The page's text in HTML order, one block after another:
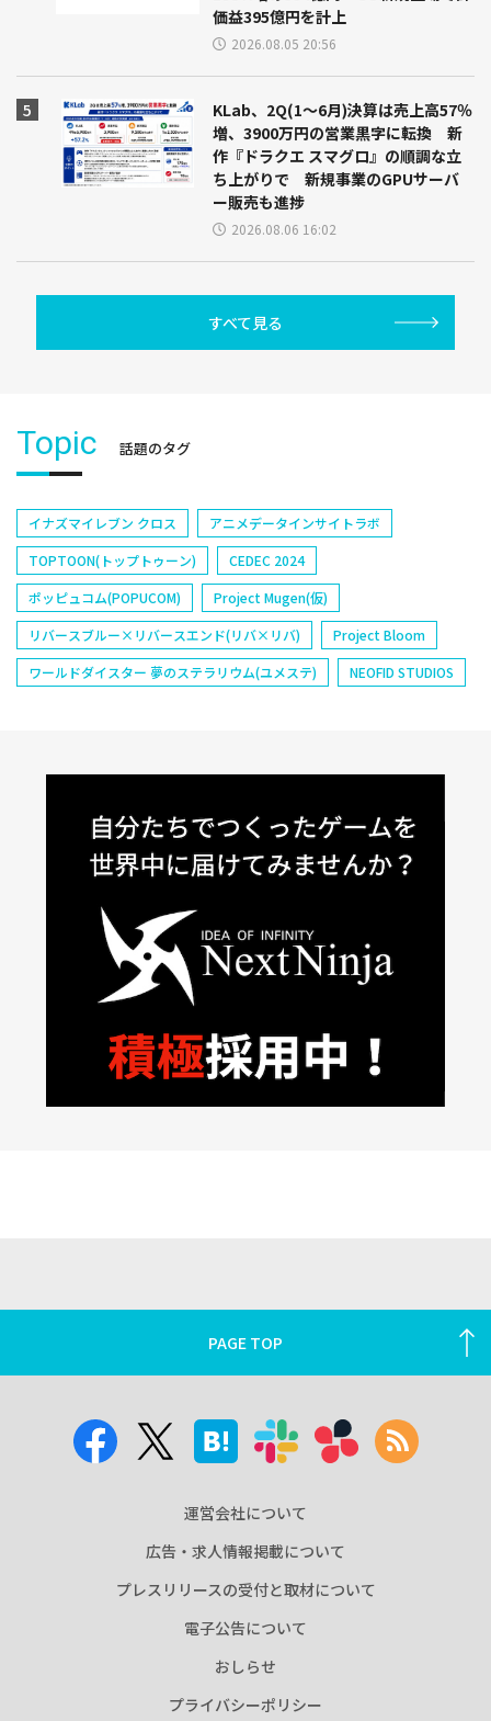
価益395億円を計上
2026.08.05 20:56
KLab、2Q(1～6月)決算は売上高57％
増、3900万円の営業黒字に転換 新
作『ドラクエ スマグロ』の順調な立
ち上がりで 新規事業のGPUサーバ
ー販売も進捗
2026.08.06 16:02
すべて見る
Topic 話題のタグ
イナズマイレブン クロス
アニメデータインサイトラボ
TOPTOON(トップトゥーン)
CEDEC 2024
ポッピュコム(POPUCOM)
Project Mugen(仮)
リバースブルー×リバースエンド(リバ×リバ)
Project Bloom
ワールドダイスター 夢のステラリウム(ユメステ)
NEOFID STUDIOS
PAGE TOP
運営会社について
広告・求人情報掲載について
プレスリリースの受付と取材について
電子公告について
おしらせ
プライバシーポリシー